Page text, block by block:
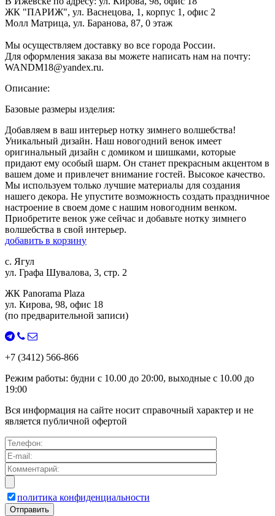
ЖК "ПАРИЖ", ул. Васнецова, 1, корпус 1, офис 2
Молл Матрица, ул. Баранова, 87, 0 этаж
Мы осуществляем доставку во все города России.
Для оформления заказа вы можете написать нам на почту:
WANDM18@yandex.ru.
Описание:
Базовые размеры изделия:
Добавляем в ваш интерьер нотку зимнего волшебства!
Уникальный дизайн. Наш новогодний венок имеет
оригинальный дизайн с домиком и шишками, которые
придают ему особый шарм. Он станет прекрасным акцентом в
вашем доме и привлечет внимание гостей. Высокое качество.
Мы используем только лучшие материалы для создания
нашего декора. Не упустите возможность создать праздничное
настроение в своем доме с нашим новогодним венком.
Приобретите венок уже сейчас и добавьте нотку зимнего
волшебства в свой интерьер.
добавить в корзину
с. Ягул
ул. Графа Шувалова, 3, стр. 2
ЖК Panorama Plaza
ул. Кирова, 98, офис 18
(по предварительной записи)
+7 (3412) 566-866
Режим работы: будни с 10.00 до 20:00, выходные с 10.00 до
19:00
Вся информация на сайте носит справочный характер и не
является публичной офертой
политика конфиденциальности